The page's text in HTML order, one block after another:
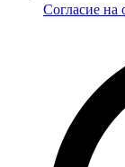
Согласие на